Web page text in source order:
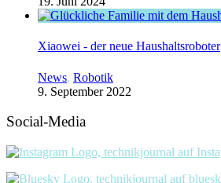
Xiaowei - der neue Haushaltsroboter
News, Robotik
9. September 2022
Social-Media